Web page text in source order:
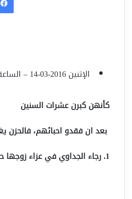
الإثنين 2016-03-14 – الساعة 18:07
كأنهن كبرن عشرات السنين
بعد ان فقدو احبائهم، فالحزن
1. رجاء الجداوي في عزاء زوجها حسن مختار